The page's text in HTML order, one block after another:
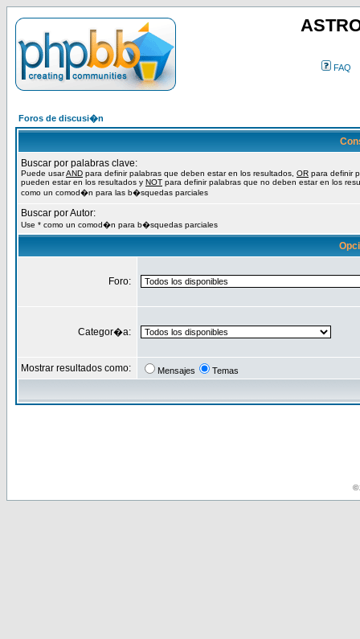
FAQ
Foros de discusi�n
Buscar por palabras clave:
Puede usarAND para definir palabras que deben estar en los resultados, OR para definir
pueden estar en los resultados y NOT para definir palabras que no deben estar en los
como un comod�n para las b�squedas parciales
Buscar por Autor:
Use * como un comod�n para b�squedas parciales
Foro:
Categor�a:
Mostrar resultados como: Mensajes Temas
©